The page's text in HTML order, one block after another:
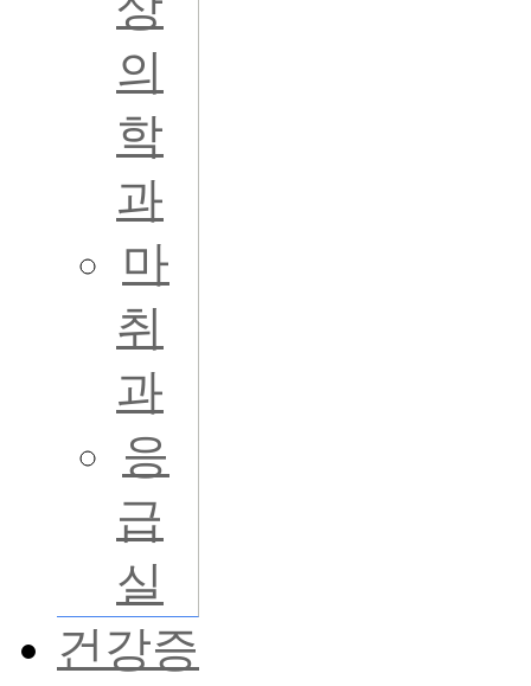
의
학
과
마
취
과
응
급
실
건강증